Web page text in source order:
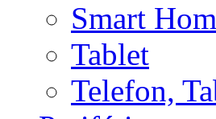
Smart
Tablet
Telefon,